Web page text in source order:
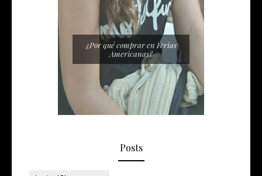
¿Por qué comprar en Ferias
Americanas?
Posts